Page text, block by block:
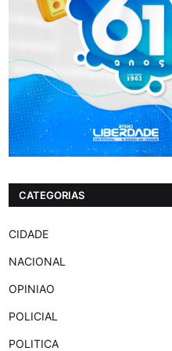
CATEGORIAS
CIDADE
NACIONAL
OPINIAO
POLICIAL
POLITICA